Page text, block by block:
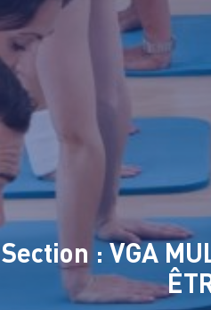
Section : VGA